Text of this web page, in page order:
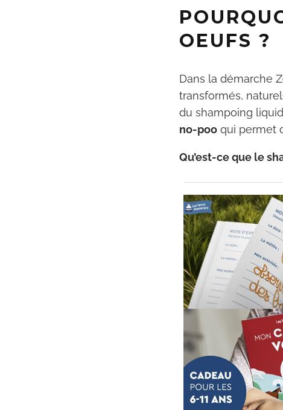
OEUFS ?
Dans la démarche
transformés,
du shampoing
no-poo qui permet
Qu’est-ce que le